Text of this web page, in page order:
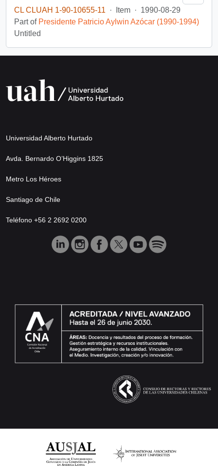
CL CLUAH 1-90-10655-11
· Item · 1990-08-29
Part of Presidente Patricio Aylwin Azócar (1990-1994)
Untitled
Universidad Alberto Hurtado
Avda. Bernardo O’Higgins 1825
Metro Los Héroes
Santiago de Chile
Teléfono +56 2 2692 0200